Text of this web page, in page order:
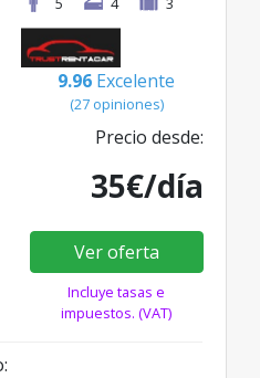
9.96 Excelente
(27 opiniones)
Precio desde:
35€/día
Ver oferta
Incluye tasas e
impuestos. (VAT)